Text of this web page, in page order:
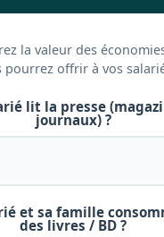
la valeur des
pourrez offrir à vos
lit la presse
journaux) ?
et sa famille
des livres / BD ?